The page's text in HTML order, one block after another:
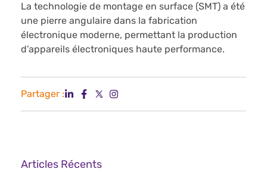
La technologie de montage en surface (SMT) a été
une pierre angulaire dans la fabrication
électronique moderne, permettant la production
d’appareils électroniques haute performance.
Partager :
Articles Récents